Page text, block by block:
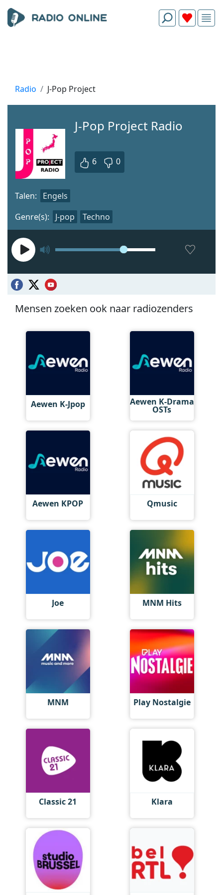
Radio J-Pop Project
J-Pop Project Radio
6 0
Genre(s): J-pop Techno
Talen: Engels
Mensen zoeken ook naar radiozenders
Aewen K-Jpop Aewen K-Drama
OSTs
Aewen KPOP Qmusic
Joe MNM Hits
MNM Play Nostalgie
Classic 21 Klara